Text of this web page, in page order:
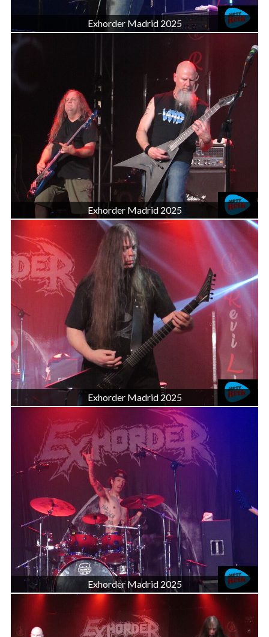
Exhorder Madrid 2025
Exhorder Madrid 2025
Exhorder Madrid 2025
Exhorder Madrid 2025